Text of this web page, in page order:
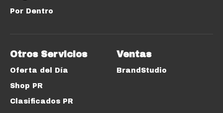
Por Dentro
Otros Servicios
Oferta del Día
Shop PR
Clasificados PR
Ventas
BrandStudio